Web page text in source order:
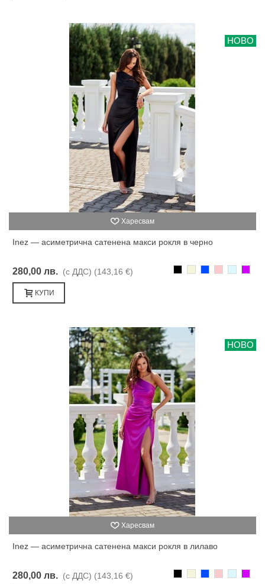
НОВО
Харесвам
Inez — асиметрична сатенена макси рокля в черно
280,00 лв. (с ДДС) (143,16 €)
КУПИ
НОВО
Харесвам
Inez — асиметрична сатенена макси рокля в лилаво
280,00 лв. (с ДДС) (143,16 €)